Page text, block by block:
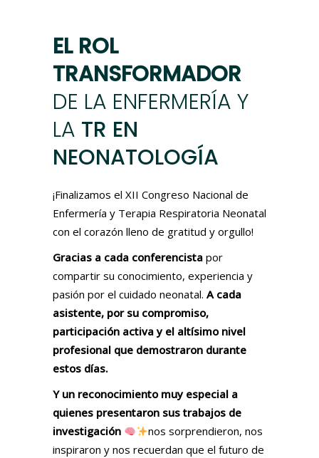
EL ROL
TRANSFORMADOR
DE LA ENFERMERÍA Y
LA TR EN
NEONATOLOGÍA
¡Finalizamos el XII Congreso Nacional de
Enfermería y Terapia Respiratoria Neonatal
con el corazón lleno de gratitud y orgullo!
Gracias a cada conferencista por
compartir su conocimiento, experiencia y
pasión por el cuidado neonatal. A cada
asistente, por su compromiso,
participación activa y el altísimo nivel
profesional que demostraron durante
estos días.
Y un reconocimiento muy especial a
quienes presentaron sus trabajos de
investigación
nos sorprendieron, nos
inspiraron y nos recuerdan que el futuro de